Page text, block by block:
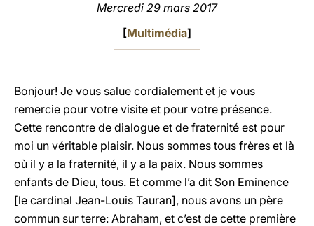
Mercredi 29 mars 2017
[Multimédia]
Bonjour! Je vous salue cordialement et je vous
remercie pour votre visite et pour votre présence.
Cette rencontre de dialogue et de fraternité est pour
moi un véritable plaisir. Nous sommes tous frères et là
où il y a la fraternité, il y a la paix. Nous sommes
enfants de Dieu, tous. Et comme l’a dit Son Eminence
[le cardinal Jean-Louis Tauran], nous avons un père
commun sur terre: Abraham, et c’est de cette première